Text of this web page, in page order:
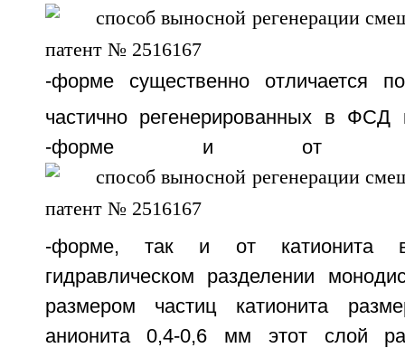
-форме существенно отличается
частично регенерированных в ФСД
-форме и от
-форме, так и от катионита
гидравлическом разделении
размером частиц катионита
анионита 0,4-0,6 мм этот слой